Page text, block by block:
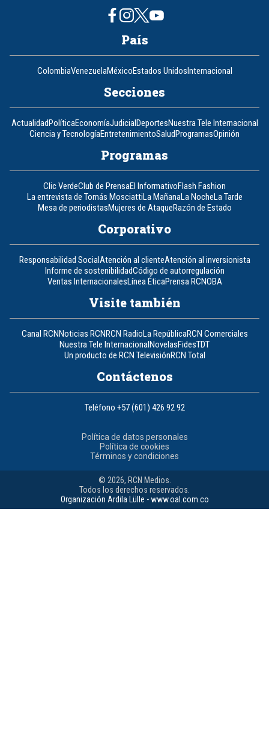
País
ColombiaVenezuelaMéxicoEstados UnidosInternacional
Secciones
ActualidadPolíticaEconomíaJudicialDeportesNuestra Tele Internacional
Ciencia y TecnologíaEntretenimientoSaludProgramasOpinión
Programas
Clic VerdeClub de PrensaEl InformativoFlash Fashion
La entrevista de Tomás MosciattiLa MañanaLa NocheLa Tarde
Mesa de periodistasMujeres de AtaqueRazón de Estado
Corporativo
Responsabilidad SocialAtención al clienteAtención al inversionista
Informe de sostenibilidadCódigo de autorregulación
Ventas InternacionalesLínea ÉticaPrensa RCNOBA
Visite también
Canal RCNNoticias RCNRCN RadioLa RepúblicaRCN Comerciales
Nuestra Tele InternacionalNovelasFidesTDT
Un producto de RCN TelevisiónRCN Total
Contáctenos
Teléfono +57 (601) 426 92 92
Política de datos personales
Política de cookies
Términos y condiciones
© 2026, RCN Medios.
Todos los derechos reservados.
Organización Ardila Lülle - www.oal.com.co